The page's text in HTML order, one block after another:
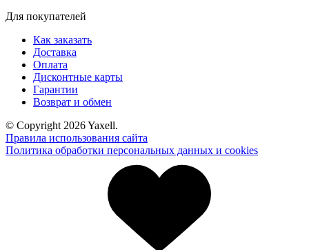
Для покупателей
Как заказать
Доставка
Оплата
Дисконтные карты
Гарантии
Возврат и обмен
© Copyright 2026 Yaxell.
Правила использования сайта
Политика обработки персональных данных и cookies